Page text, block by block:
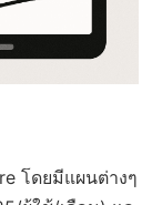
โดยมีแผนต่างๆ